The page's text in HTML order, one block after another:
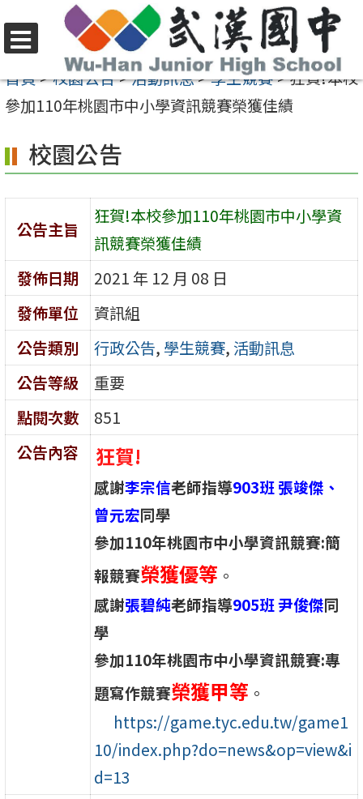
至
要
容
區
選
單
首頁>校園公告>活動訊息>學生競賽>狂賀!本校
參加110年桃園市中小學資訊競賽榮獲佳績
校園公告
公告主旨
狂賀!本校參加110年桃園市中小學資
訊競賽榮獲佳績
發佈日期
2021 年 12 月 08 日
發佈單位
資訊組
公告類別
行政公告, 學生競賽, 活動訊息
公告等級
重要
點閱次數
851
公告內容
狂賀!
感謝李宗信老師指導903班 張竣傑、
曾元宏同學
參加110年桃園市中小學資訊競賽:簡
報競賽榮獲優等 。
感謝張碧純老師指導905班 尹俊傑同
學
參加110年桃園市中小學資訊競賽:專
題寫作競賽榮獲甲等 。
https://game.tyc.edu.tw/game1
10/index.php?do=news&op=view&i
d=13